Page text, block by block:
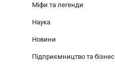
Міфи та легенди
Наука
Новини
Підприємництво та бізнес